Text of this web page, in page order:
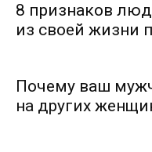
8 признаков
из своей жизни
Почему ваш
на других